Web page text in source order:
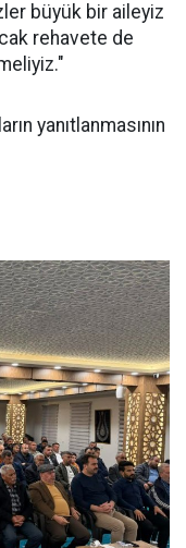
büyük bir aileyiz
rehavete de
yanıtlanmasının